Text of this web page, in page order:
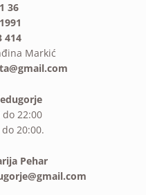
36
414
Markić
22:00
20:00.
Pehar